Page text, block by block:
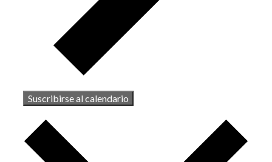
Suscribirse al calendario